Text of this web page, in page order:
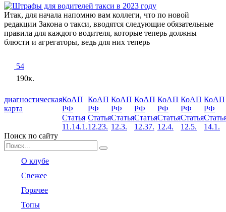
Итак, для начала напомню вам коллеги, что по новой
редакции Закона о такси, вводятся следующие обязательные
правила для каждого водителя, которые теперь должны
блюсти и агрегаторы, ведь для них теперь
54
190к.
диагностическая
карта
КоАП
РФ
Статья
11.14.1.
КоАП
РФ
Статья
12.23.
КоАП
РФ
Статья
12.3.
КоАП
РФ
Статья
12.37.
КоАП
РФ
Статья
12.4.
КоАП
РФ
Статья
12.5.
КоАП
РФ
14.1.
Поиск по сайту
Search
for:
О клубе
Свежее
Горячее
Топы